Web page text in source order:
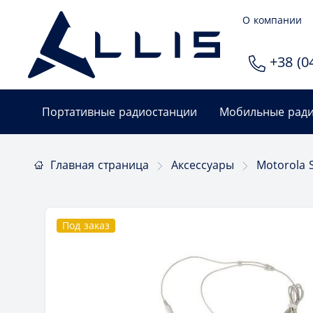
О компании
+38
Портативные радиостанции Мобильные
Главная страница Аксессуары Motorola
Под заказ